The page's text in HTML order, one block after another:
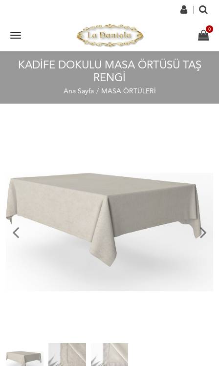
KADIFE DOKULU MASA ÖRTÜSÜ TAŞ
RENGI
Ana Sayfa MASA ÖRTÜLERİ